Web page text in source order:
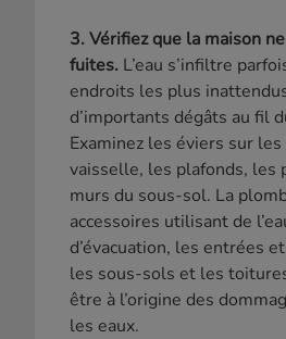
3. Vérifiez que la maison
fuites. L’eau s’infiltre
endroits les plus
d’importants dégâts au fil
Examinez les éviers sur
vaisselle, les plafonds, les
murs du sous-sol. La
accessoires utilisant de
d’évacuation, les entrées
les sous-sols et les
être à l’origine des
les eaux.